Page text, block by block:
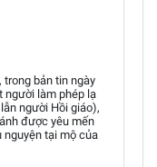
trong bản tin ngày
người làm phép lạ
người Hồi giáo),
được yêu mến
tại mộ của